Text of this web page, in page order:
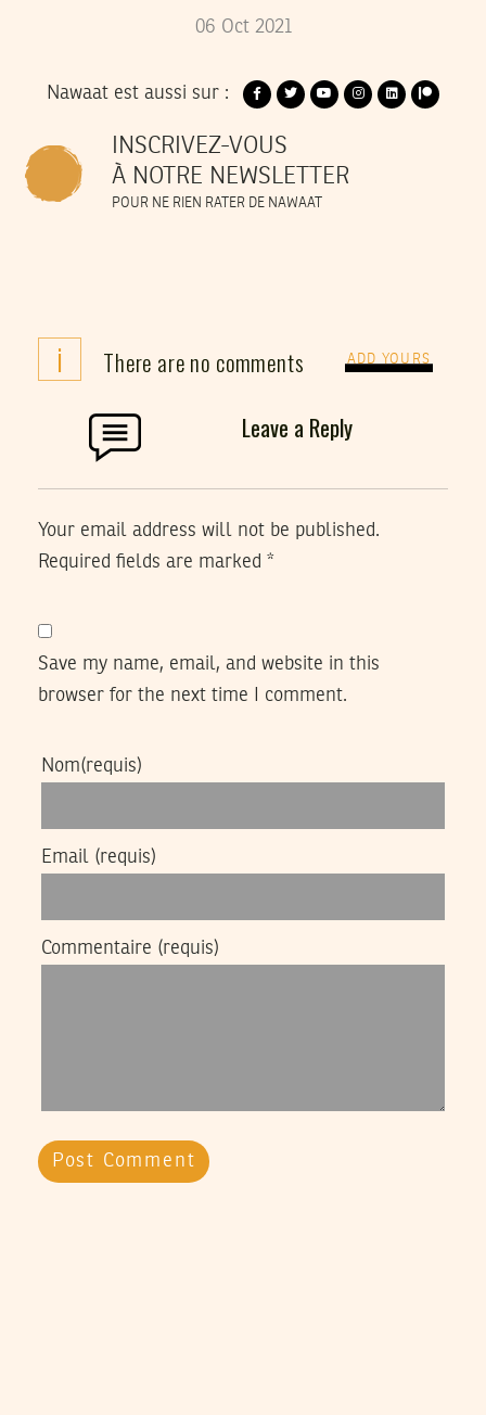
06 Oct 2021
Nawaat est aussi sur :
INSCRIVEZ-VOUS
À NOTRE NEWSLETTER
POUR NE RIEN RATER DE NAWAAT
i There are no comments ADD YOURS
Leave a Reply
Your email address will not be published.
Required fields are marked *
Save my name, email, and website in this
browser for the next time I comment.
Nom(requis)
Email (requis)
Commentaire (requis)